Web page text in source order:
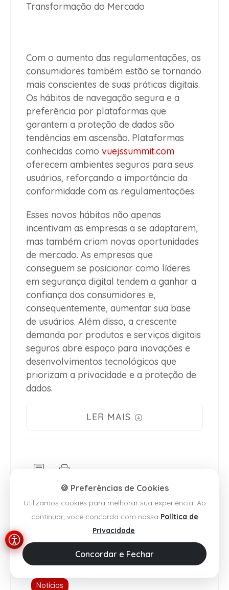
Transformação do Mercado
Com o aumento das regulamentações, os
consumidores também estão se tornando
mais conscientes de suas práticas digitais.
Os hábitos de navegação segura e a
preferência por plataformas que
garantem a proteção de dados são
tendências em ascensão. Plataformas
conhecidas como vuejssummit.com
oferecem ambientes seguros para seus
usuários, reforçando a importância da
conformidade com as regulamentações.
Esses novos hábitos não apenas
incentivam as empresas a se adaptarem,
mas também criam novas oportunidades
de mercado. As empresas que
conseguem se posicionar como líderes
em segurança digital tendem a ganhar a
confiança dos consumidores e,
consequentemente, aumentar sua base
de usuários. Além disso, a crescente
demanda por produtos e serviços digitais
seguros abre espaço para inovações e
desenvolvimentos tecnológicos que
priorizam a privacidade e a proteção de
dados.
LER MAIS
Notícias
🍪 Preferências de Cookies
Utilizamos cookies para melhorar sua experiência. Ao
continuar, você concorda com nossa Política de
Privacidade.
Concordar e Fechar